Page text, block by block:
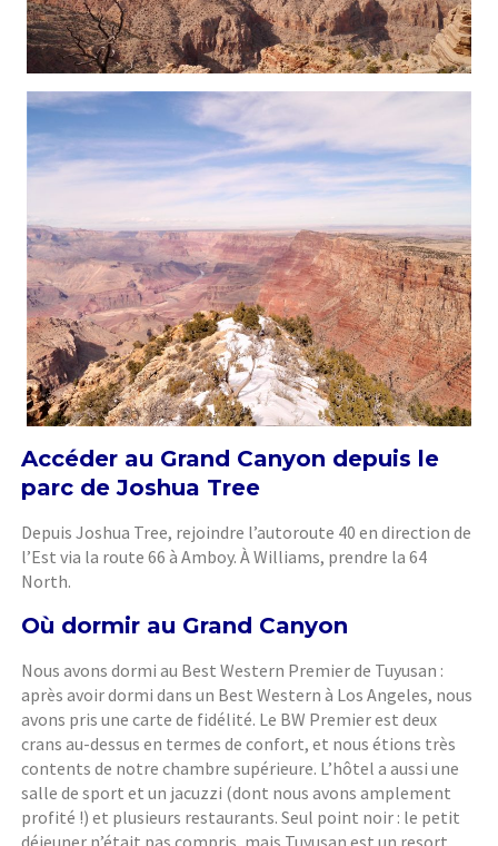
Accéder au Grand Canyon depuis le
parc de Joshua Tree
Depuis Joshua Tree, rejoindre l’autoroute 40 en direction de
l’Est via la route 66 à Amboy. À Williams, prendre la 64
North.
Où dormir au Grand Canyon
Nous avons dormi au Best Western Premier de Tuyusan :
après avoir dormi dans un Best Western à Los Angeles, nous
avons pris une carte de fidélité. Le BW Premier est deux
crans au-dessus en termes de confort, et nous étions très
contents de notre chambre supérieure. L’hôtel a aussi une
salle de sport et un jacuzzi (dont nous avons amplement
profité !) et plusieurs restaurants. Seul point noir : le petit